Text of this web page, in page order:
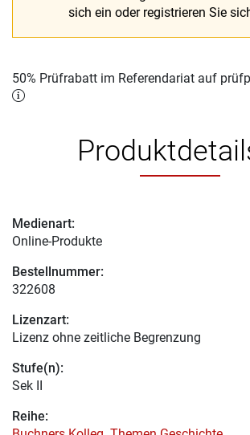
sich ein oder registrieren Sie
50% Prüfrabatt im Referendariat auf
Medienart:
Online-Produkte
Bestellnummer:
322608
Lizenzart:
Lizenz ohne zeitliche Begrenzung
Stufe(n):
Sek II
Reihe: